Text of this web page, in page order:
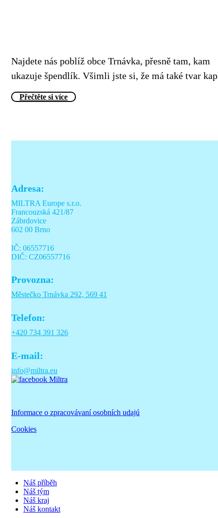
Najdete nás poblíž obce Trnávka, přesně tam, kam
ukazuje špendlík. Všimli jste si, že má také tvar
Přečtěte si více
Adresa:
MILTRA Europe s.r.o.
Francouzská 421/87
Zábrdovice
602 00 Brno
IČ: 06557716
DIČ: CZ06557716
Provozna:
Městečko Trnávka 292, 569 41
Telefon:
+420 734 391 326
E-mail:
info@miltra.eu
Informace o zpracovávaní osobních udajú
Cookies
Náš příběh
Náš tým
Náš kraj
Náš kontakt